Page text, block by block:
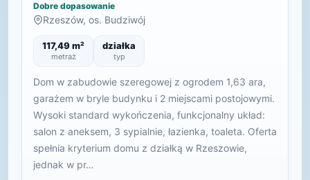
Dobre dopasowanie
Rzeszów, os. Budziwój
117,49 m²
metraż
działka
typ
Dom w zabudowie szeregowej z ogrodem 1,63 ara,
garażem w bryle budynku i 2 miejscami postojowymi.
Wysoki standard wykończenia, funkcjonalny układ:
salon z aneksem, 3 sypialnie, łazienka, toaleta. Oferta
spełnia kryterium domu z działką w Rzeszowie,
jednak w pr…